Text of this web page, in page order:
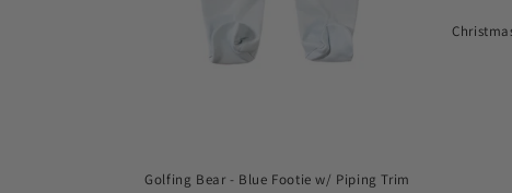
Golfing Bear - Blue Footie w/ Piping Trim